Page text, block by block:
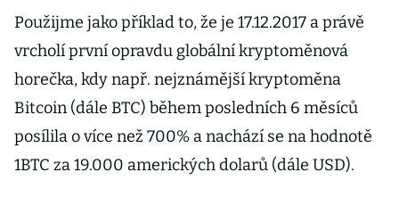
Použijme jako příklad to, že je 17.12.2017 a právě
vrcholí první opravdu globální kryptoměnová
horečka, kdy např. nejznámější kryptoměna
Bitcoin (dále BTC) během posledních 6 měsíců
posílila o více než 700% a nachází se na hodnotě
1BTC za 19.000 amerických dolarů (dále USD).